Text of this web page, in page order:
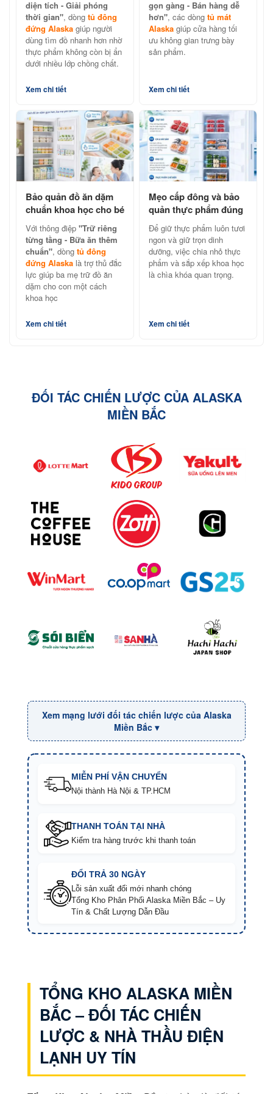
diện tích - Giải phóng
thời gian", dòng tủ đông
đứng Alaska giúp người
dùng tìm đồ nhanh hơn nhờ
thực phẩm không còn bị ẩn
dưới nhiều lớp chồng chất.
Xem chi tiết
gọn gàng - Bán hàng dễ
hơn", các dòng tủ mát
Alaska giúp cửa hàng tối
ưu không gian trưng bày
sản phẩm.
Xem chi tiết
Bảo quản đồ ăn dặm
chuẩn khoa học cho bé
cùng tủ đông đứng
Alaska
Với thông điệp "Trữ riêng
từng tầng - Bữa ăn thêm
chuẩn", dòng tủ đông
đứng Alaska là trợ thủ đắc
lực giúp ba mẹ trữ đồ ăn
dặm cho con một cách
khoa học
Xem chi tiết
Mẹo cấp đông và bảo
quản thực phẩm đúng
cách với tủ đông đứng
Alaska
Để giữ thực phẩm luôn tươi
ngon và giữ trọn dinh
dưỡng, việc chia nhỏ thực
phẩm và sắp xếp khoa học
là chìa khóa quan trọng.
Xem chi tiết
ĐỐI TÁC CHIẾN LƯỢC CỦA ALASKA
MIỀN BẮC
Xem mạng lưới đối tác chiến lược của Alaska
Miền Bắc ▾
MIỄN PHÍ VẬN CHUYỂN
Nội thành Hà Nội & TP.HCM
THANH TOÁN TẠI NHÀ
Kiểm tra hàng trước khi thanh toán
ĐỔI TRẢ 30 NGÀY
Lỗi sản xuất đổi mới nhanh chóng
Tổng Kho Phân Phối Alaska Miền Bắc – Uy
Tín & Chất Lượng Dẫn Đầu
TỔNG KHO ALASKA MIỀN
BẮC – ĐỐI TÁC CHIẾN
LƯỢC & NHÀ THẦU ĐIỆN
LẠNH UY TÍN